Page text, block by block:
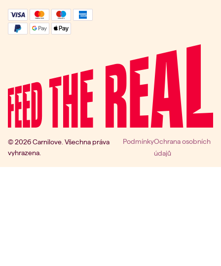
© 2026 Carnilove. Všechna práva
vyhrazena.
PodmínkyOchrana osobních
údajů